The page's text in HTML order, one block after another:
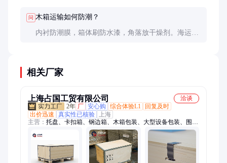
问 木箱运输如何防潮？
内衬防潮膜，箱体刷防水漆，角落放干燥剂。海运时
相关厂家
上海占国工贸有限公司
洽谈
2年 厂 安心购 综合体验L1
回复及时
出价迅速
真实性已核验
上海
主营： 托盘、卡扣箱、钢边箱、木箱包装、大型设备包装、围板
箱、钢带箱、木包装、出口包装